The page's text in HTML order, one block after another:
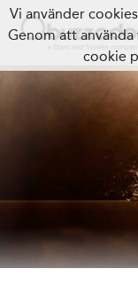
Vi använder
Genom att
cookie